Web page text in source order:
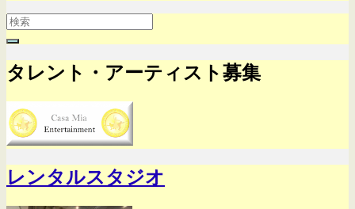
Search
for:
タレント・アーティスト募集
レンタルスタジオ